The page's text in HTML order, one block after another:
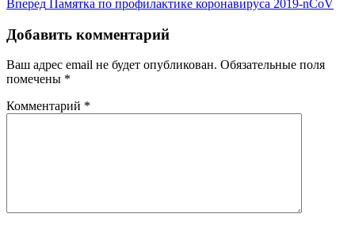
по
записям
Вперед Памятка по профилактике коронавируса 2019-nCoV
Добавить комментарий
Ваш адрес email не будет опубликован. Обязательные поля
помечены *
Комментарий *